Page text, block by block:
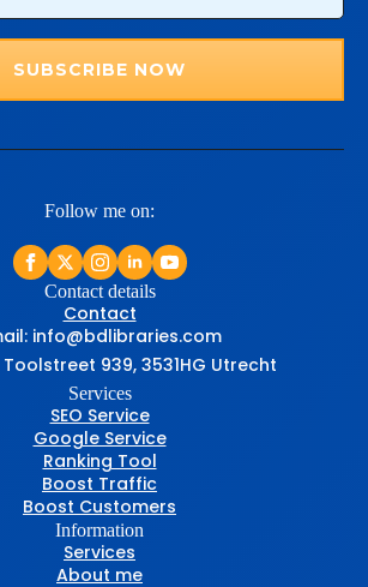
SUBSCRIBE NOW
Follow me on:
Services
SEO Service
Google Service
Ranking Tool
Boost Traffic
Boost Customers
Information
Services
About me
Contact details
Contact
info@bdlibraries.com
939, 3531HG Utrecht